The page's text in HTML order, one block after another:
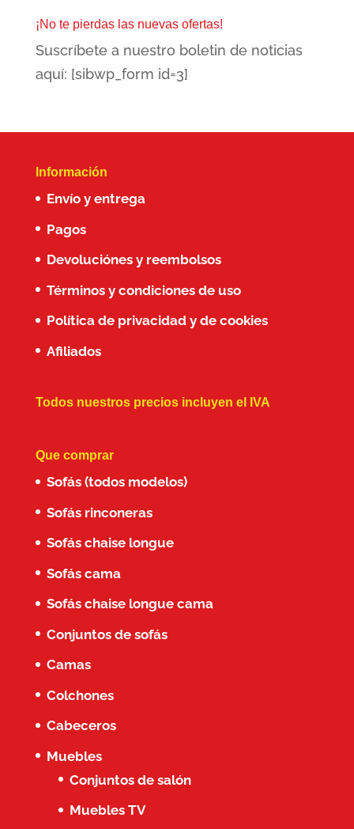
¡No te pierdas las nuevas ofertas!
Suscríbete a nuestro boletin de noticias
aquí: [sibwp_form id=3]
Información
Envío y entrega
Pagos
Devoluciónes y reembolsos
Términos y condiciones de uso
Política de privacidad y de cookies
Afiliados
Todos nuestros precios incluyen el IVA
Que comprar
Sofás (todos modelos)
Sofás rinconeras
Sofás chaise longue
Sofás cama
Sofás chaise longue cama
Conjuntos de sofás
Camas
Colchones
Cabeceros
Muebles
Conjuntos de salón
Muebles TV